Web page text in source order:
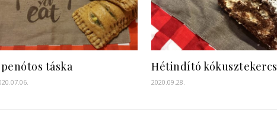
táska Hétindító kókusztekercs
2020.09.28.